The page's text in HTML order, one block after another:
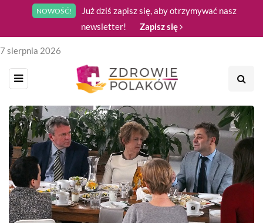
NOWOŚĆ!
Już dziś zapisz się, aby otrzymywać nasz
newsletter!
Zapisz się
7 sierpnia 2026